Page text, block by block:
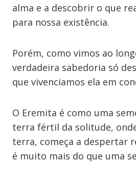
alma e a descobrir o que
para nossa existência.
Porém, como vimos ao
verdadeira sabedoria só
que vivenciamos ela em
O Eremita é como uma
terra fértil da solitude,
terra, começa a despertar
é muito mais do que uma